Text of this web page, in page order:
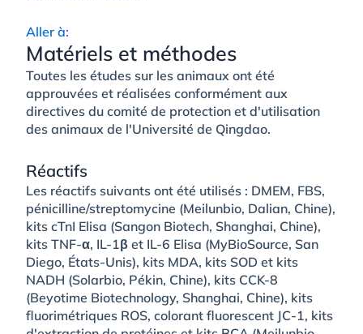
Aller à:
Matériels et méthodes
Toutes les études sur les animaux ont été
approuvées et réalisées conformément aux
directives du comité de protection et d'utilisation
des animaux de l'Université de Qingdao.
Réactifs
Les réactifs suivants ont été utilisés : DMEM, FBS,
pénicilline/streptomycine (Meilunbio, Dalian, Chine),
kits cTnI Elisa (Sangon Biotech, Shanghai, Chine),
kits TNF-α, IL-1β et IL-6 Elisa (MyBioSource, San
Diego, États-Unis), kits MDA, kits SOD et kits
NADH (Solarbio, Pékin, Chine), kits CCK-8
(Beyotime Biotechnology, Shanghai, Chine), kits
fluorimétriques ROS, colorant fluorescent JC-1, kits